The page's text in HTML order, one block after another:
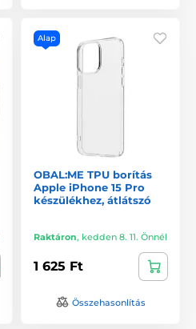
Alap
OBAL:ME TPU borítás
Apple iPhone 15 Pro
készülékhez, átlátszó
Raktáron, kedden 8. 11. Önnél
1 625 Ft
Összehasonlítás